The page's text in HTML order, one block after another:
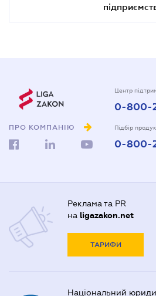
ПРО КОМПАНІЮ
Центр
0-800-
Підбір
0-800-
Реклама та PR
на ligazakon.net
ТАРИФИ
Національний